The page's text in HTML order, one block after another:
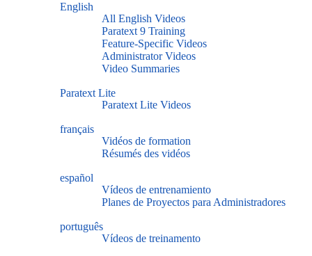
English
All English Videos
Paratext 9 Training
Feature-Specific Videos
Administrator Videos
Video Summaries
Paratext Lite
Paratext Lite Videos
français
Vidéos de formation
Résumés des vidéos
español
Vídeos de entrenamiento
Planes de Proyectos para Administradores
português
Vídeos de treinamento